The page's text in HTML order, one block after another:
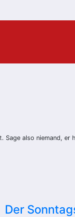
Sage also niemand,
Der